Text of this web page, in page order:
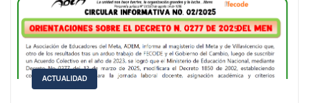
ACTUALIDAD